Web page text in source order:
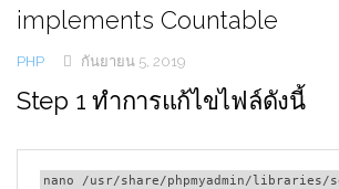
implements Countable
PHP กันยายน 5, 2019
Step 1 ทำการแก้ไขไฟล์ดังนี้
nano /usr/share/phpmyadmin/